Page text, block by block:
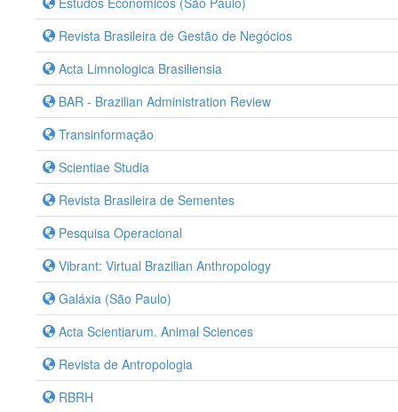
Revista Brasileira de Gestão de Negócios
Acta Limnologica Brasiliensia
BAR - Brazilian Administration Review
Transinformação
Scientiae Studia
Revista Brasileira de Sementes
Pesquisa Operacional
Vibrant: Virtual Brazilian Anthropology
Galáxia (São Paulo)
Acta Scientiarum. Animal Sciences
Revista de Antropologia
RBRH